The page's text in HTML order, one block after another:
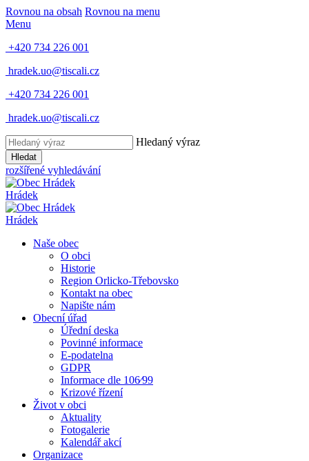
Rovnou na obsah Rovnou na menu
Menu
+420 734 226 001
hradek.uo@tiscali.cz
+420 734 226 001
hradek.uo@tiscali.cz
Hledaný výraz
Hledat
rozšířené vyhledávání
Hrádek
Hrádek
Naše obec
O obci
Historie
Region Orlicko-Třebovsko
Kontakt na obec
Napište nám
Obecní úřad
Úřední deska
Povinné informace
E-podatelna
GDPR
Informace dle 106⁄99
Krizové řízení
Život v obci
Aktuality
Fotogalerie
Kalendář akcí
Organizace